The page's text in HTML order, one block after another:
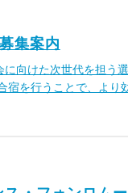
集案内
に向けた次世代を担う
宿を行うことで、よ